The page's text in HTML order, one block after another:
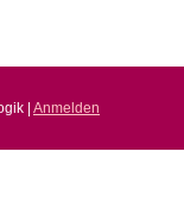
| Anmelden